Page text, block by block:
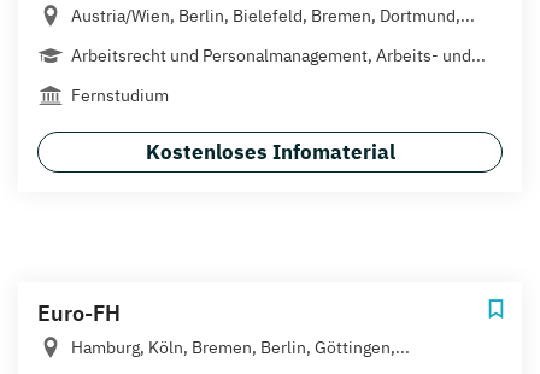
Austria/Wien, Berlin, Bielefeld, Bremen, Dortmund,...
Arbeitsrecht und Personalmanagement, Arbeits- und...
Fernstudium
Kostenloses Infomaterial
Euro-FH
Hamburg, Köln, Bremen, Berlin, Göttingen,...